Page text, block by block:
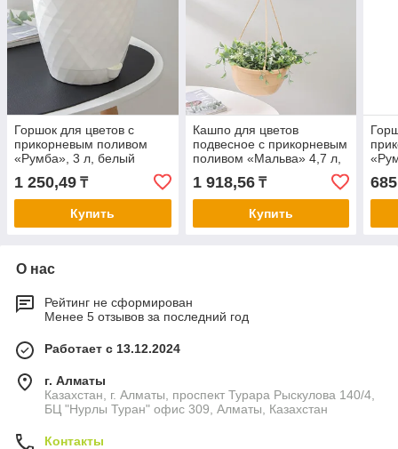
Горшок для цветов с
прикорневым поливом
«Румба», 3 л, белый
1 250,49 ₸
Купить
Кашпо для цветов
подвесное с прикорневым
поливом «Мальва» 4,7 л,
цвет кремовый
1 918,56₸
Купить
О нас
Рейтинг не сформирован
Менее 5 отзывов за последний год
Работает с 13.12.2024
г. Алматы
Казахстан, г. Алматы, проспект Турара Рыскулова 140/4,
БЦ "Нурлы Туран" офис 309, Алматы, Казахстан
Контакты